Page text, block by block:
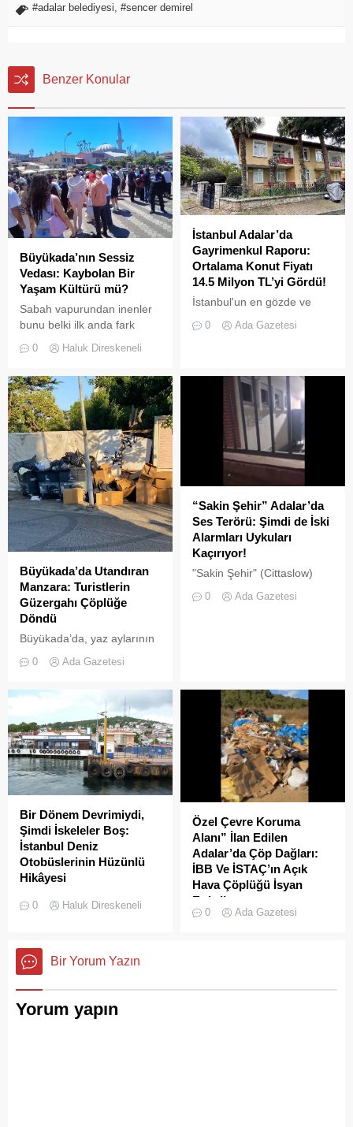
#adalar belediyesi #sencer demirel
Benzer Konular
Büyükada’nın Sessiz
Vedası: Kaybolan Bir
Yaşam Kültürü mü?
Sabah vapurundan inenler
bunu belki ilk anda fark
Büyükada’yı elli, altmış yıldır
ve adımları değişti
0 Haluk Direskeneli
İstanbul Adalar’da
Gayrimenkul Raporu:
Ortalama Konut Fiyatı
14.5 Milyon TL’yi Gördü!
İstanbul'un en gözde ve
tarihi lokasyonlarından biri
olan Adalar ilçesinde,
0 Ada Gazetesi
Büyükada’da Utandıran
Manzara: Turistlerin
Güzergahı Çöplüğe
Döndü
Büyükada’da, yaz aylarının
ziyaretçi yoğunluğu, temizlik
hizmetlerindeki aksaklıkları
bir kez daha gözler önüne
serdi.
0 Ada Gazetesi
“Sakin Şehir” Adalar’da
Ses Terörü: Şimdi de İski
Alarmları Uykuları
Kaçırıyor!
"Sakin Şehir" (Cittaslow)
adayı olan İstanbul’un incisi
Adalar'da gürültü kirliliği
0 Ada Gazetesi
Bir Dönem Devrimiydi,
Şimdi İskeleler Boş:
İstanbul Deniz
Otobüslerinin Hüzünlü
Hikâyesi
İstanbul’da deniz ulaşımı,
merkezi arasında kurulan
tıkır tıkır işleyen, prestijli ve
konforlu güvenli bir yaşam
ritmiydi.
0 Haluk Direskeneli
Özel Çevre Koruma
Alanı” İlan Edilen
Adalar’da Çöp Dağları:
İBB Ve İSTAÇ’ın Açık
Hava Çöplüğü İsyan
Ettirdi
Adalar'da çekilen çöp
0 Ada Gazetesi
Bir Yorum Yazın
Yorum yapın